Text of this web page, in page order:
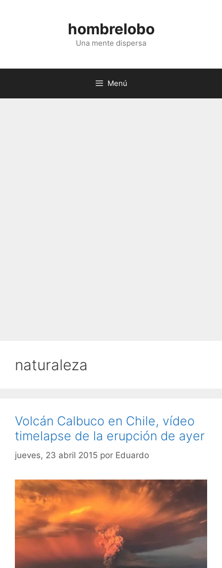
hombrelobo
Una mente dispersa
Menú
naturaleza
Volcán Calbuco en Chile, vídeo
timelapse de la erupción de ayer
jueves, 23 abril 2015 por Eduardo